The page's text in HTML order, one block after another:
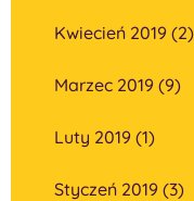
Kwiecień 2019 (2)
Marzec 2019 (9)
Luty 2019 (1)
Styczeń 2019 (3)